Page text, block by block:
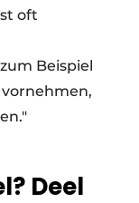
oft
Beispiel
Deel